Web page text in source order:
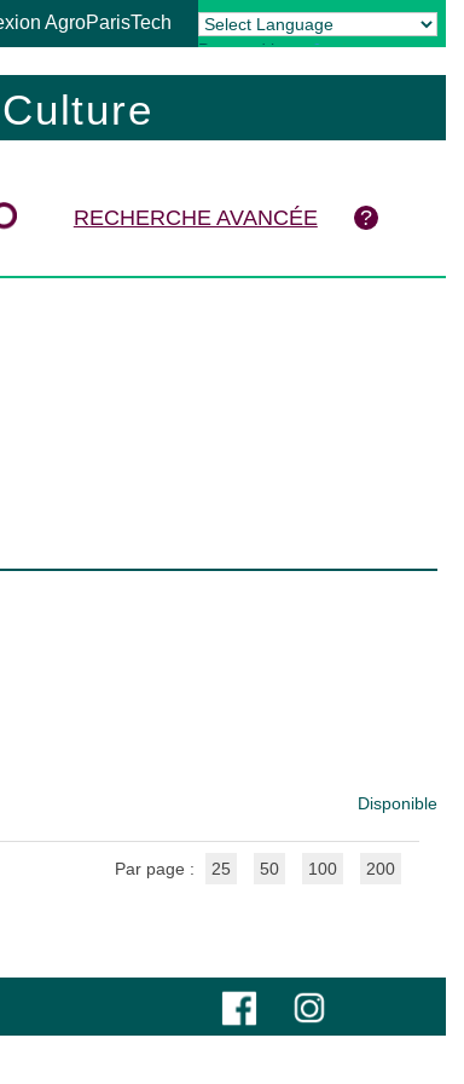
AgroParisTech
Powered by Translate
RECHERCHE AVANCÉE
Disponible
Par page : 25 50 100 200